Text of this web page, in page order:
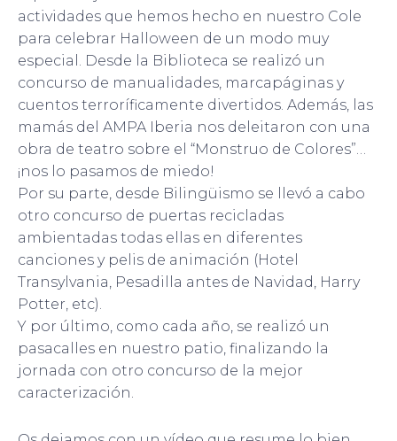
actividades que hemos hecho en nuestro Cole
para celebrar Halloween de un modo muy
especial. Desde la Biblioteca se realizó un
concurso de manualidades, marcapáginas y
cuentos terroríficamente divertidos. Además, las
mamás del AMPA Iberia nos deleitaron con una
obra de teatro sobre el “Monstruo de Colores”…
¡nos lo pasamos de miedo!
Por su parte, desde Bilingüismo se llevó a cabo
otro concurso de puertas recicladas
ambientadas todas ellas en diferentes
canciones y pelis de animación (Hotel
Transylvania, Pesadilla antes de Navidad, Harry
Potter, etc).
Y por último, como cada año, se realizó un
pasacalles en nuestro patio, finalizando la
jornada con otro concurso de la mejor
caracterización.